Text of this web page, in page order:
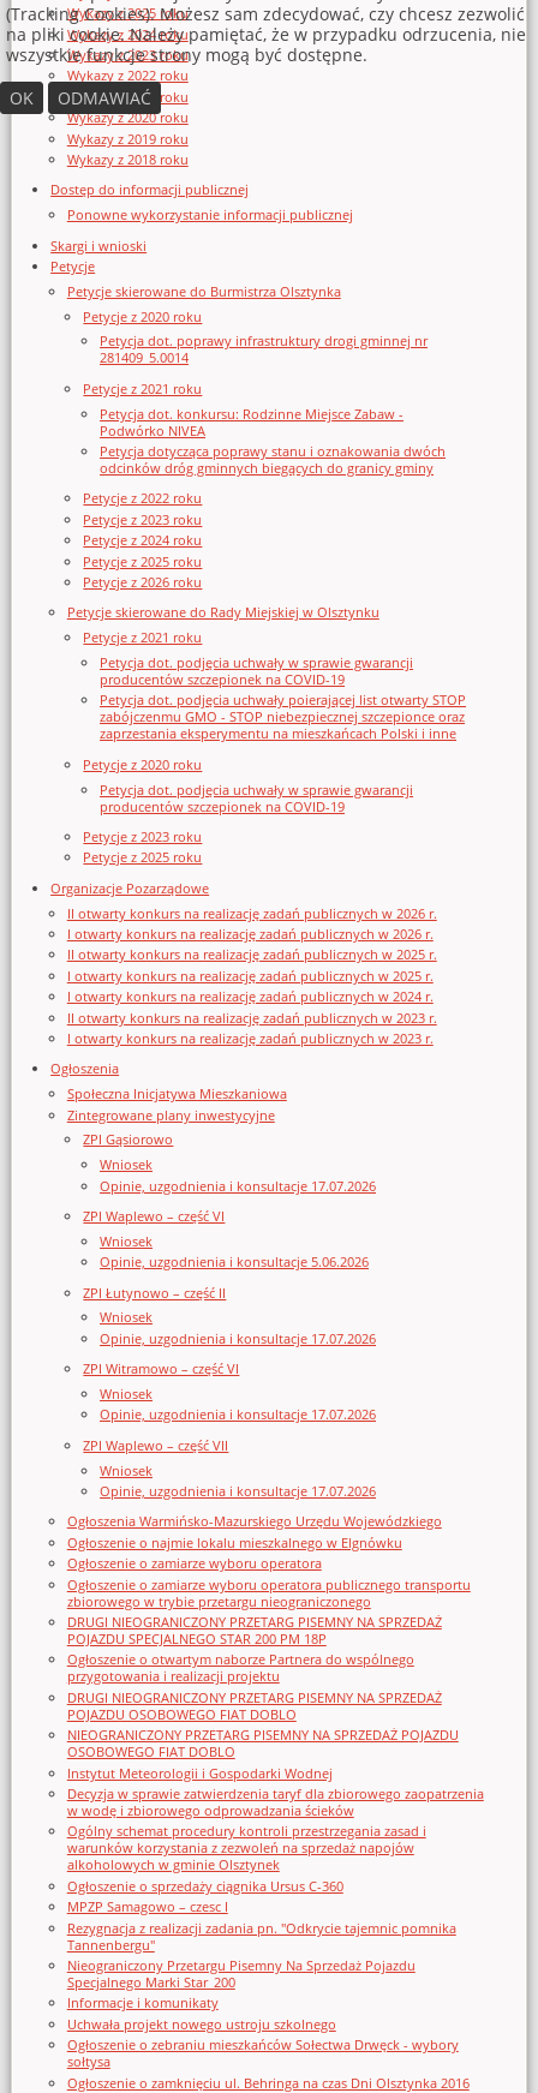
Wykazy z 2025 roku
Wykazy z 2024 roku
Wykazy z 2023 roku
Wykazy z 2022 roku
Wykazy z 2021 roku
Wykazy z 2020 roku
Wykazy z 2019 roku
Wykazy z 2018 roku
Dostęp do informacji publicznej
Ponowne wykorzystanie informacji publicznej
Skargi i wnioski
Petycje
Petycje skierowane do Burmistrza Olsztynka
Petycje z 2020 roku
Petycja dot. poprawy infrastruktury drogi gminnej nr
281409_5.0014
Petycje z 2021 roku
Petycja dot. konkursu: Rodzinne Miejsce Zabaw -
Podwórko NIVEA
Petycja dotycząca poprawy stanu i oznakowania dwóch
odcinków dróg gminnych biegących do granicy gminy
Petycje z 2022 roku
Petycje z 2023 roku
Petycje z 2024 roku
Petycje z 2025 roku
Petycje z 2026 roku
Petycje skierowane do Rady Miejskiej w Olsztynku
Petycje z 2021 roku
Petycja dot. podjęcia uchwały w sprawie gwarancji
producentów szczepionek na COVID-19
Petycja dot. podjęcia uchwały poierającej list otwarty STOP
zabójczenmu GMO - STOP niebezpiecznej szczepionce oraz
zaprzestania eksperymentu na mieszkańcach Polski i inne
Petycje z 2020 roku
Petycja dot. podjęcia uchwały w sprawie gwarancji
producentów szczepionek na COVID-19
Petycje z 2023 roku
Petycje z 2025 roku
Organizacje Pozarządowe
II otwarty konkurs na realizację zadań publicznych w 2026 r.
I otwarty konkurs na realizację zadań publicznych w 2026 r.
II otwarty konkurs na realizację zadań publicznych w 2025 r.
I otwarty konkurs na realizację zadań publicznych w 2025 r.
I otwarty konkurs na realizację zadań publicznych w 2024 r.
II otwarty konkurs na realizację zadań publicznych w 2023 r.
I otwarty konkurs na realizację zadań publicznych w 2023 r.
Ogłoszenia
Społeczna Inicjatywa Mieszkaniowa
Zintegrowane plany inwestycyjne
ZPI Gąsiorowo
Wniosek
Opinie, uzgodnienia i konsultacje 17.07.2026
ZPI Waplewo – część VI
Wniosek
Opinie, uzgodnienia i konsultacje 5.06.2026
ZPI Łutynowo – część II
Wniosek
Opinie, uzgodnienia i konsultacje 17.07.2026
ZPI Witramowo – część VI
Wniosek
Opinie, uzgodnienia i konsultacje 17.07.2026
ZPI Waplewo – część VII
Wniosek
Opinie, uzgodnienia i konsultacje 17.07.2026
Ogłoszenia Warmińsko-Mazurskiego Urzędu Wojewódzkiego
Ogłoszenie o najmie lokalu mieszkalnego w Elgnówku
Ogłoszenie o zamiarze wyboru operatora
Ogłoszenie o zamiarze wyboru operatora publicznego transportu
zbiorowego w trybie przetargu nieograniczonego
DRUGI NIEOGRANICZONY PRZETARG PISEMNY NA SPRZEDAŻ
POJAZDU SPECJALNEGO STAR 200 PM 18P
Ogłoszenie o otwartym naborze Partnera do wspólnego
przygotowania i realizacji projektu
DRUGI NIEOGRANICZONY PRZETARG PISEMNY NA SPRZEDAŻ
POJAZDU OSOBOWEGO FIAT DOBLO
NIEOGRANICZONY PRZETARG PISEMNY NA SPRZEDAŻ POJAZDU
OSOBOWEGO FIAT DOBLO
Instytut Meteorologii i Gospodarki Wodnej
Decyzja w sprawie zatwierdzenia taryf dla zbiorowego zaopatrzenia
w wodę i zbiorowego odprowadzania ścieków
Ogólny schemat procedury kontroli przestrzegania zasad i
warunków korzystania z zezwoleń na sprzedaż napojów
alkoholowych w gminie Olsztynek
Ogłoszenie o sprzedaży ciągnika Ursus C-360
MPZP Samagowo – czesc I
Rezygnacja z realizacji zadania pn. "Odkrycie tajemnic pomnika
Tannenbergu"
Nieograniczony Przetargu Pisemny Na Sprzedaż Pojazdu
Specjalnego Marki Star_200
Informacje i komunikaty
Uchwała projekt nowego ustroju szkolnego
Ogłoszenie o zebraniu mieszkańców Sołectwa Drwęck - wybory
sołtysa
Ogłoszenie o zamknięciu ul. Behringa na czas Dni Olsztynka 2016
(Tracking Cookies). Możesz sam zdecydować, czy chcesz zezwolić
na pliki cookie. Należy pamiętać, że w przypadku odrzucenia, nie
wszystkie funkcje strony mogą być dostępne.
OK
ODMAWIAĆ